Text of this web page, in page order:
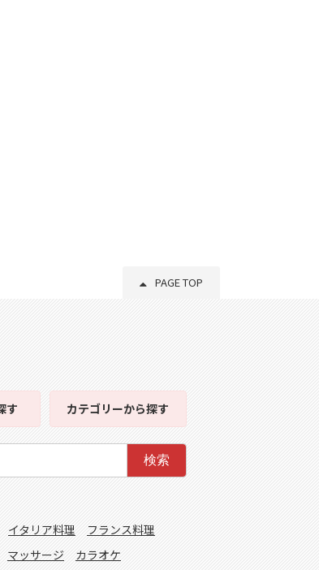
PAGE TOP
す カテゴリーから探す
検索
イタリア料理
フランス料理
マッサージ カラオケ